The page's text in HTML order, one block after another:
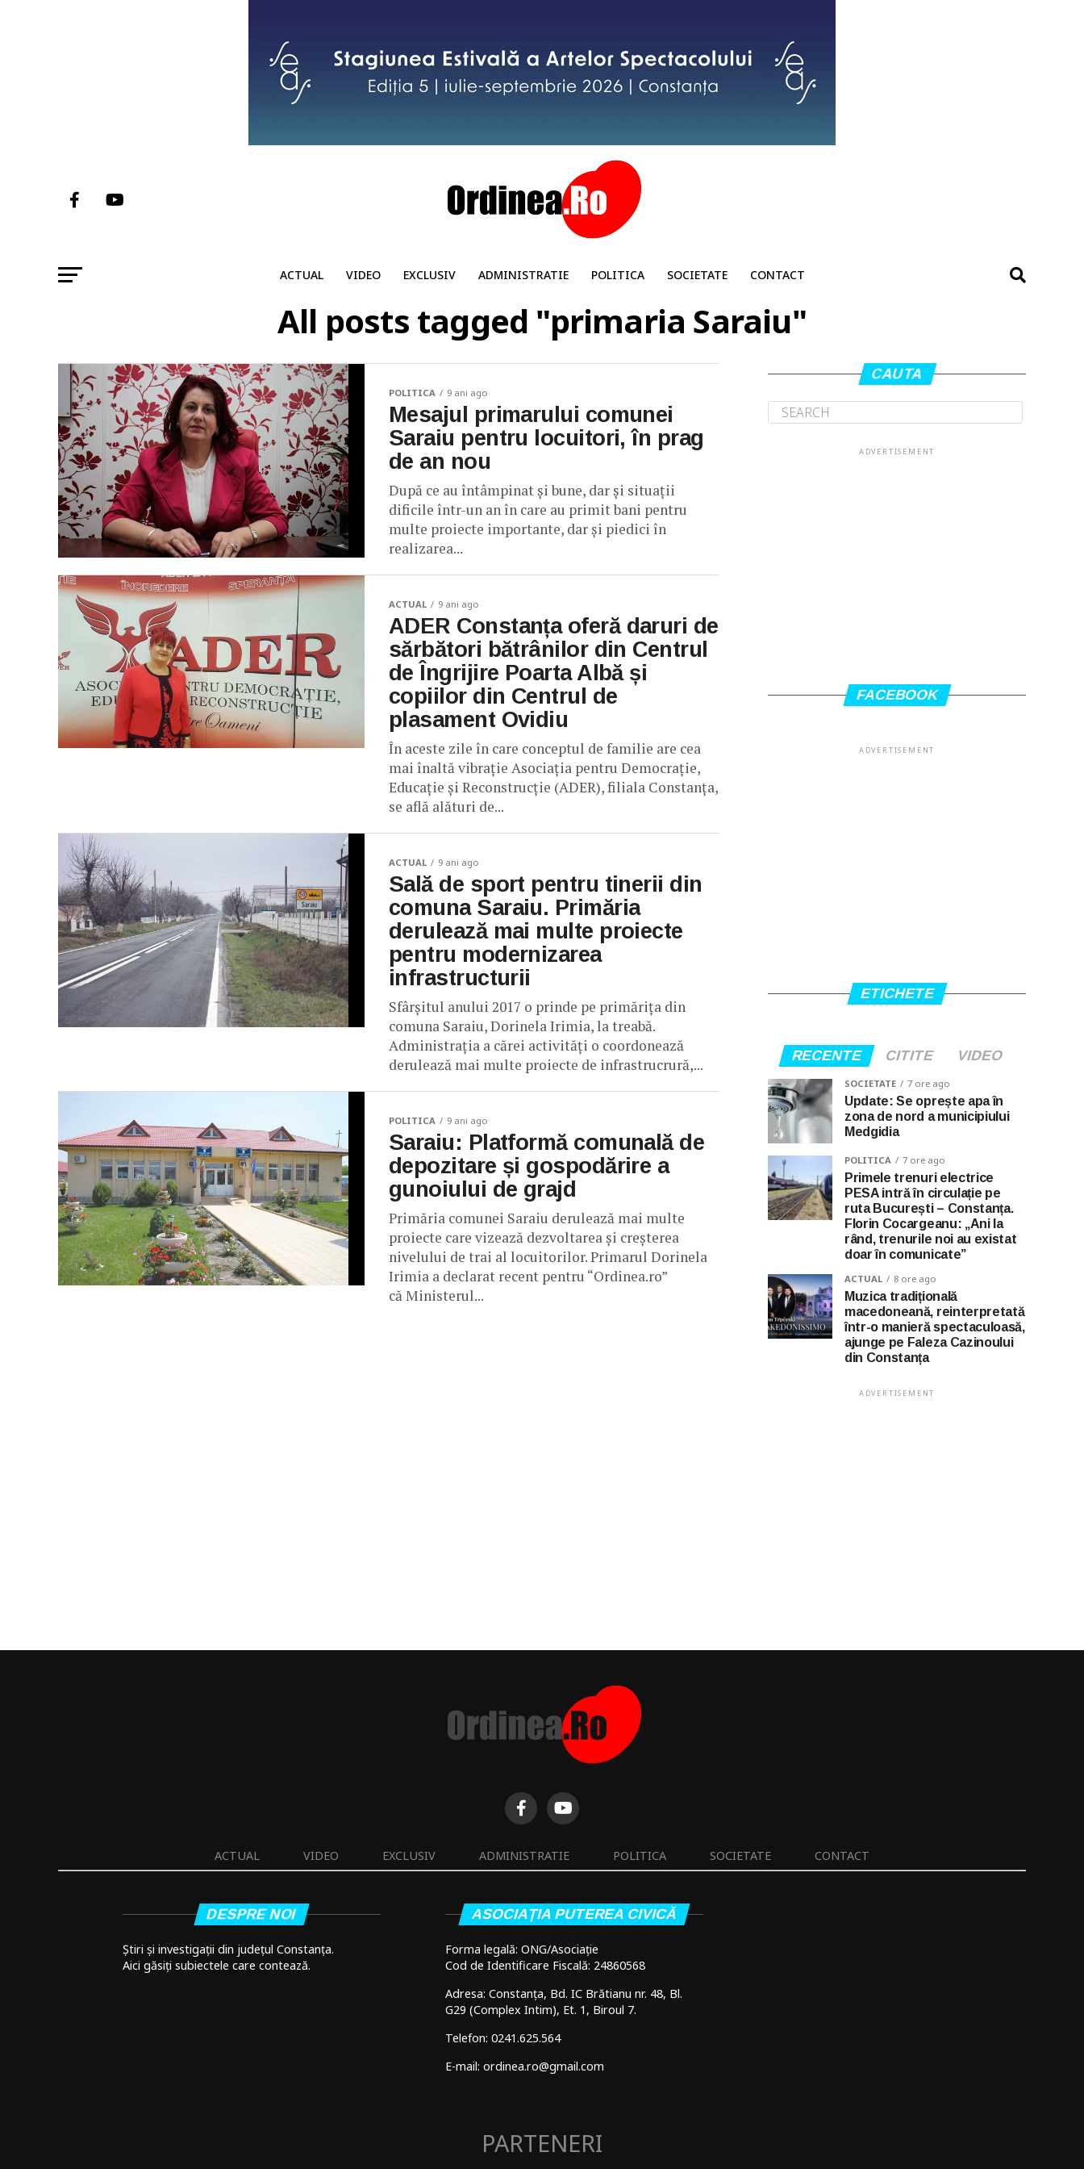
ACTUAL VIDEO EXCLUSIV ADMINISTRATIE POLITICA SOCIETATE CONTACT
All posts tagged "primaria Saraiu"
POLITICA 9 ani ago
Mesajul primarului comunei
Saraiu pentru locuitori, în prag
de an nou
După ce au întâmpinat și bune, dar și situații
dificile într-un an în care au primit bani pentru
multe proiecte importante, dar și piedici în
realizarea...
ACTUAL 9 ani ago
ADER Constanța oferă daruri de
sărbători bătrânilor din Centrul
de Îngrijire Poarta Albă și
copiilor din Centrul de
plasament Ovidiu
În aceste zile în care conceptul de familie are cea
mai înaltă vibrație Asociaţia pentru Democraţie,
Educaţie şi Reconstrucţie (ADER), filiala Constanța,
se află alături de...
ACTUAL 9 ani ago
Sală de sport pentru tinerii din
comuna Saraiu. Primăria
derulează mai multe proiecte
pentru modernizarea
infrastructurii
Sfârșitul anului 2017 o prinde pe primărița din
comuna Saraiu, Dorinela Irimia, la treabă.
Administrația a cărei activități o coordonează
derulează mai multe proiecte de infrastrucrură,...
POLITICA 9 ani ago
Saraiu: Platformă comunală de
depozitare și gospodărire a
gunoiului de grajd
Primăria comunei Saraiu derulează mai multe
proiecte care vizează dezvoltarea și creșterea
nivelului de trai al locuitorilor. Primarul Dorinela
Irimia a declarat recent pentru “Ordinea.ro”
că Ministerul...
CAUTA
ADVERTISEMENT
FACEBOOK
ADVERTISEMENT
ETICHETE
RECENTE CITITE VIDEO
SOCIETATE 7 ore ago
Update: Se oprește apa în
zona de nord a municipiului
Medgidia
POLITICA 7 ore ago
Primele trenuri electrice
PESA intră în circulație pe
ruta București – Constanța.
Florin Cocargeanu: „Ani la
rând, trenurile noi au existat
doar în comunicate”
ACTUAL 8 ore ago
Muzica tradițională
macedoneană, reinterpretată
într-o manieră spectaculoasă,
ajunge pe Faleza Cazinoului
din Constanța
ADVERTISEMENT
ACTUAL VIDEO EXCLUSIV ADMINISTRATIE POLITICA SOCIETATE CONTACT
DESPRE NOI
Știri și investigații din județul Constanța.
Aici găsiți subiectele care contează.
ASOCIAȚIA PUTEREA CIVICĂ
Forma legală: ONG/Asociație
Cod de Identificare Fiscală: 24860568
Adresa: Constanța, Bd. IC Brătianu nr. 48, Bl.
G29 (Complex Intim), Et. 1, Biroul 7.
Telefon: 0241.625.564
E-mail: ordinea.ro@gmail.com
PARTENERI